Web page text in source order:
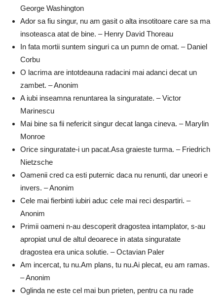
George Washington
Ador sa fiu singur, nu am gasit o alta insotitoare care sa ma
insoteasca atat de bine. – Henry David Thoreau
In fata mortii suntem singuri ca un pumn de omat. – Daniel
Corbu
O lacrima are intotdeauna radacini mai adanci decat un
zambet. – Anonim
A iubi inseamna renuntarea la singuratate. – Victor
Marinescu
Mai bine sa fii nefericit singur decat langa cineva. – Marylin
Monroe
Orice singuratate-i un pacat.Asa graieste turma. – Friedrich
Nietzsche
Oamenii cred ca esti puternic daca nu renunti, dar uneori e
invers. – Anonim
Cele mai fierbinti iubiri aduc cele mai reci despartiri. –
Anonim
Primii oameni n-au descoperit dragostea intamplator, s-au
apropiat unul de altul deoarece in atata singuratate
dragostea era unica solutie. – Octavian Paler
Am incercat, tu nu.Am plans, tu nu.Ai plecat, eu am ramas.
– Anonim
Oglinda ne este cel mai bun prieten, pentru ca nu rade